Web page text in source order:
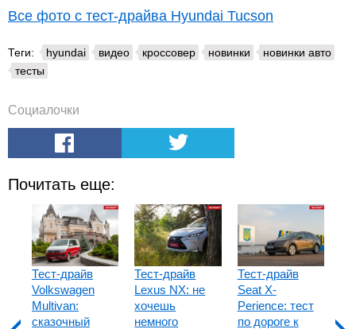
Все фото с тест-драйва Hyundai Tucson
Теги: hyundai видео кроссовер новинки
новинки авто
тесты
Социалочки
Почитать еще:
Тест-драйв
Volkswagen
Multivan:
сказочный
Тест-драйв
Lexus NX: не
хочешь
немного
Тест-драйв
Seat X-
Perience: тест
по дороге к